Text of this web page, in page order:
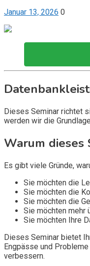
Januar 13, 2026 0
Dieses Seminar richtet
werden wir die
Warum dieses
Es gibt viele Gründe,
Sie möchten die
Sie möchten die
Sie möchten die
Sie möchten mehr
Sie möchten Ihre
Dieses Seminar bietet
Engpässe und
verbessern.